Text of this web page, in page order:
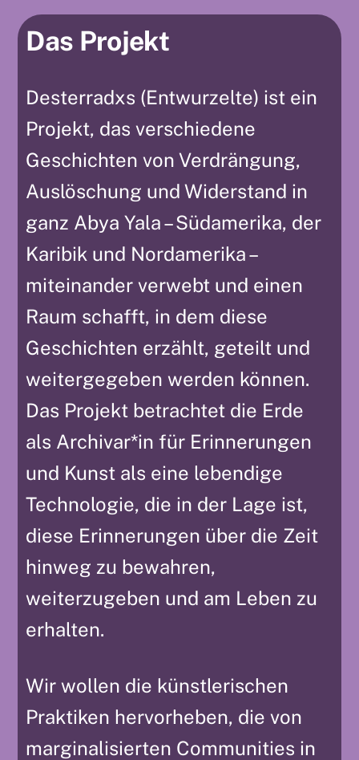
Das Projekt
Desterradxs (Entwurzelte) ist ein
Projekt, das verschiedene
Geschichten von Verdrängung,
Auslöschung und Widerstand in
ganz Abya Yala – Südamerika, der
Karibik und Nordamerika –
miteinander verwebt und einen
Raum schafft, in dem diese
Geschichten erzählt, geteilt und
weitergegeben werden können.
Das Projekt betrachtet die Erde
als Archivar*in für Erinnerungen
und Kunst als eine lebendige
Technologie, die in der Lage ist,
diese Erinnerungen über die Zeit
hinweg zu bewahren,
weiterzugeben und am Leben zu
erhalten.
Wir wollen die künstlerischen
Praktiken hervorheben, die von
marginalisierten Communities in